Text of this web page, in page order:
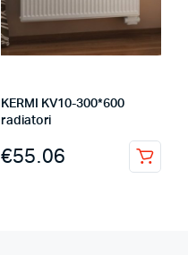
KERMI KV10-300*600
radiatori
€55.06